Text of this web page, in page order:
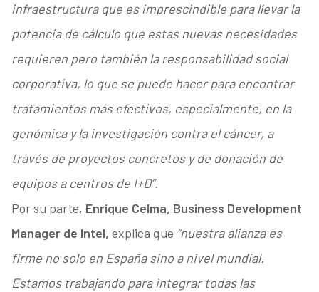
infraestructura que es imprescindible para llevar la
potencia de cálculo que estas nuevas necesidades
requieren pero también la responsabilidad social
corporativa, lo que se puede hacer para encontrar
tratamientos más efectivos, especialmente, en la
genómica y la investigación contra el cáncer, a
través de proyectos concretos y de donación de
equipos a centros de I+D”.
Por su parte, Enrique Celma, Business Development
Manager de Intel, explica que “nuestra alianza es
firme no solo en España sino a nivel mundial.
Estamos trabajando para integrar todas las